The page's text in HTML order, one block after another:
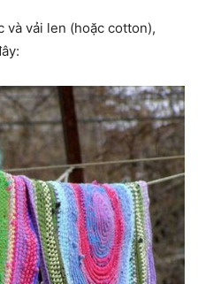
và vải len (hoặc cotton),